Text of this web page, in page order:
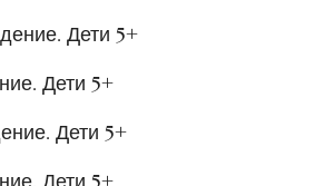
Дети 5+
Дети 5+
Дети 5+